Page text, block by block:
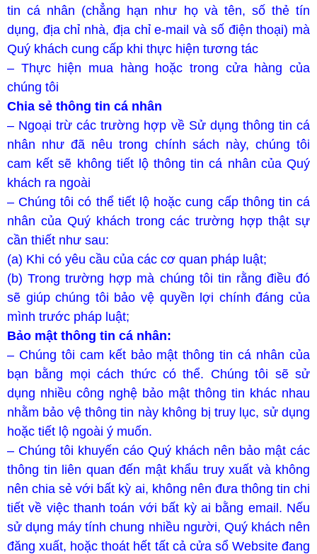
tin cá nhân (chẳng hạn như họ và tên, số thẻ tín
dụng, địa chỉ nhà, địa chỉ e-mail và số điện thoại) mà
Quý khách cung cấp khi thực hiện tương tác
– Thực hiện mua hàng hoặc trong cửa hàng của
chúng tôi
Chia sẻ thông tin cá nhân
– Ngoại trừ các trường hợp về Sử dụng thông tin cá
nhân như đã nêu trong chính sách này, chúng tôi
cam kết sẽ không tiết lộ thông tin cá nhân của Quý
khách ra ngoài
– Chúng tôi có thể tiết lộ hoặc cung cấp thông tin cá
nhân của Quý khách trong các trường hợp thật sự
cần thiết như sau:
(a) Khi có yêu cầu của các cơ quan pháp luật;
(b) Trong trường hợp mà chúng tôi tin rằng điều đó
sẽ giúp chúng tôi bảo vệ quyền lợi chính đáng của
mình trước pháp luật;
Bảo mật thông tin cá nhân:
– Chúng tôi cam kết bảo mật thông tin cá nhân của
bạn bằng mọi cách thức có thể. Chúng tôi sẽ sử
dụng nhiều công nghệ bảo mật thông tin khác nhau
nhằm bảo vệ thông tin này không bị truy lục, sử dụng
hoặc tiết lộ ngoài ý muốn.
– Chúng tôi khuyến cáo Quý khách nên bảo mật các
thông tin liên quan đến mật khẩu truy xuất và không
nên chia sẻ với bất kỳ ai, không nên đưa thông tin chi
tiết về việc thanh toán với bất kỳ ai bằng email. Nếu
sử dụng máy tính chung nhiều người, Quý khách nên
đăng xuất, hoặc thoát hết tất cả cửa sổ Website đang